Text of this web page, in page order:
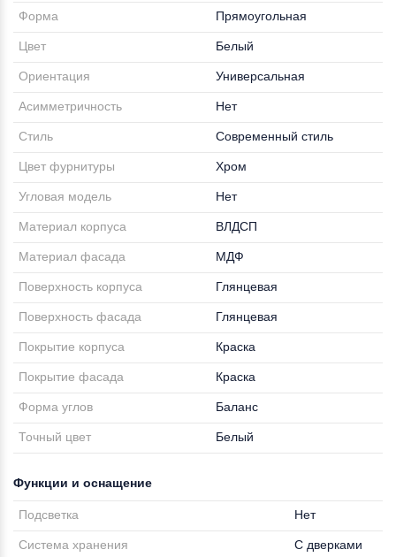
Форма Прямоугольная
Цвет Белый
Ориентация Универсальная
Асимметричность Нет
Стиль Современный стиль
Цвет фурнитуры Хром
Угловая модель Нет
Материал корпуса ВЛДСП
Материал фасада МДФ
Поверхность корпуса Глянцевая
Поверхность фасада Глянцевая
Покрытие корпуса Краска
Покрытие фасада Краска
Форма углов Баланс
Точный цвет Белый
Функции и оснащение
Подсветка Нет
Система хранения С дверками